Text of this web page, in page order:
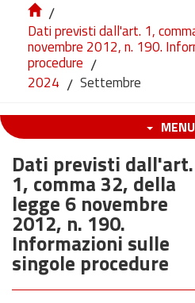
/
Dati previsti dall'art. 1,
novembre 2012, n. 190.
procedure /
2024 / Settembre
MENU
Dati previsti dall'art.
1, comma 32, della
legge 6 novembre
2012, n. 190.
Informazioni sulle
singole procedure